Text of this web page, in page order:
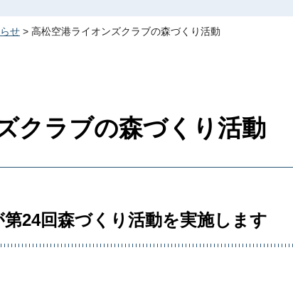
せ > 高松空港ライオンズクラブの森づくり活動
クラブの森づくり活動
24回森づくり活動を実施します